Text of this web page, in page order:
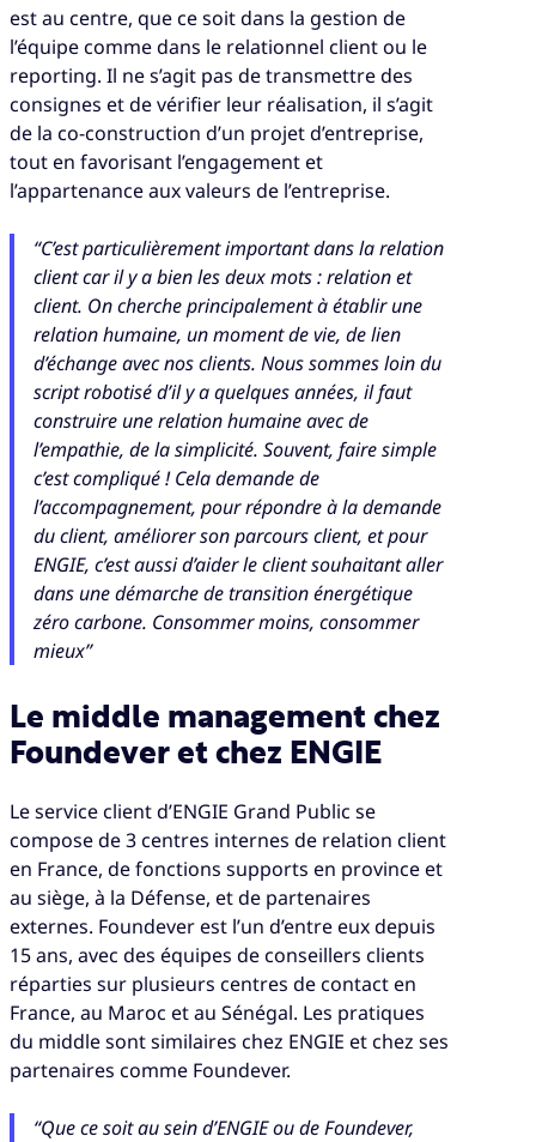
est au centre, que ce soit dans la gestion de
l’équipe comme dans le relationnel client ou le
reporting. Il ne s’agit pas de transmettre des
consignes et de vérifier leur réalisation, il s’agit
de la co-construction d’un projet d’entreprise,
tout en favorisant l’engagement et
l’appartenance aux valeurs de l’entreprise.
“C’est particulièrement important dans la relation
client car il y a bien les deux mots : relation et
client. On cherche principalement à établir une
relation humaine, un moment de vie, de lien
d’échange avec nos clients. Nous sommes loin du
script robotisé d’il y a quelques années, il faut
construire une relation humaine avec de
l’empathie, de la simplicité. Souvent, faire simple
c’est compliqué ! Cela demande de
l’accompagnement, pour répondre à la demande
du client, améliorer son parcours client, et pour
ENGIE, c’est aussi d’aider le client souhaitant aller
dans une démarche de transition énergétique
zéro carbone. Consommer moins, consommer
mieux”
Le middle management chez
Foundever et chez ENGIE
Le service client d’ENGIE Grand Public se
compose de 3 centres internes de relation client
en France, de fonctions supports en province et
au siège, à la Défense, et de partenaires
externes. Foundever est l’un d’entre eux depuis
15 ans, avec des équipes de conseillers clients
réparties sur plusieurs centres de contact en
France, au Maroc et au Sénégal. Les pratiques
du middle sont similaires chez ENGIE et chez ses
partenaires comme Foundever.
“Que ce soit au sein d’ENGIE ou de Foundever,